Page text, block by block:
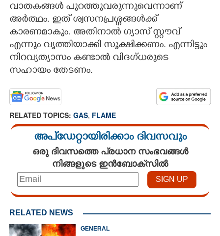
വാതകങ്ങൾ പുറത്തുവരുന്നുവെന്നാണ്
അർത്ഥം. ഇത് ശ്വസനപ്രശ്നങ്ങൾക്ക്
കാരണമാകും. അതിനാൽ ഗ്യാസ് സ്റ്റൗവ്
എന്നും വൃത്തിയാക്കി സൂക്ഷിക്കണം. എന്നിട്ടും
നിറവ്യത്യാസം കണ്ടാൽ വിദഗ്ധരുടെ
സഹായം തേടണം.
RELATED TOPICS: GAS, FLAME
അപ്ഡേറ്റായിരിക്കാം ദിവസവും
ഒരു ദിവസത്തെ പ്രധാന സംഭവങ്ങൾ
നിങ്ങളുടെ ഇൻബോക്സിൽ
RELATED NEWS
GENERAL